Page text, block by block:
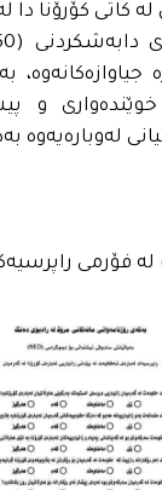
له‌ كاتى كۆرۆنا دا
و
له‌ فۆرمی